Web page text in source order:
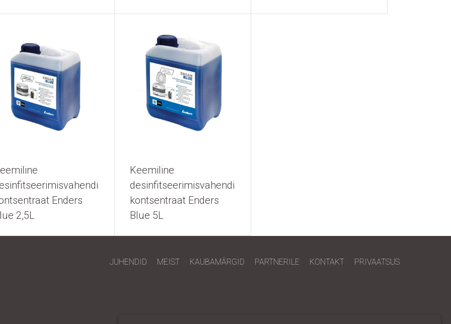
Enders
2,5L
Keemiline
desinfitseerimisvahendi
kontsentraat Enders
Blue 5L
JUHENDID MEIST KAUBAMÄRGID PARTNERILE KONTAKT PRIVAATSUS